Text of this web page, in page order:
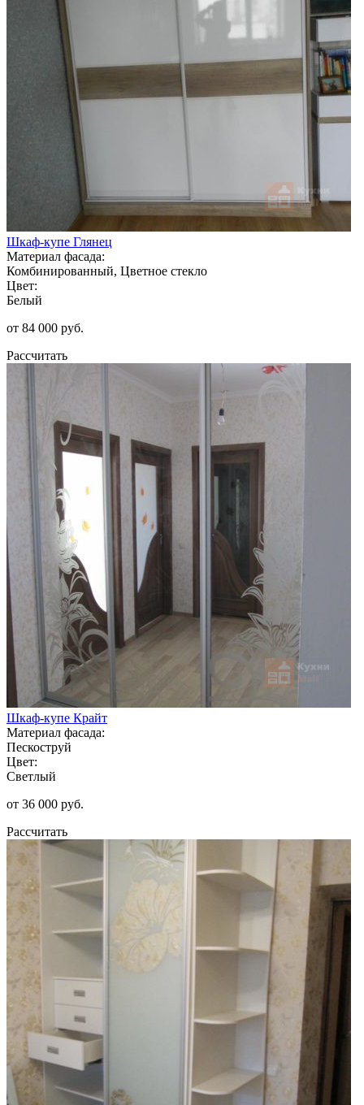
Шкаф-купе Глянец
Материал фасада:
Комбинированный, Цветное стекло
Цвет:
Белый
от 84 000 руб.
Рассчитать
Шкаф-купе Крайт
Материал фасада:
Пескоструй
Цвет:
Светлый
от 36 000 руб.
Рассчитать